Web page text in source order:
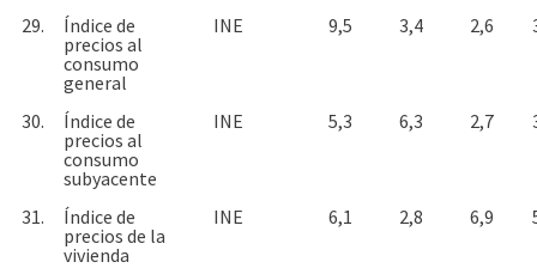
29.
Índice de
precios al
consumo
general
INE 9,5 3,4 2,6
30.
Índice de
precios al
consumo
subyacente
INE 5,3 6,3 2,7
31.
Índice de
precios de la
vivienda
INE 6,1 2,8 6,9